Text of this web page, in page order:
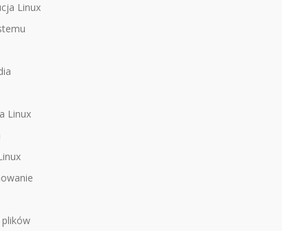
Linux
Linux
plików